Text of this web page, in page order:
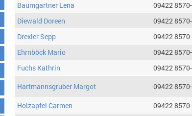
Baumgartner Lena
09422
Diewald Doreen
09422
Drexler Sepp
09422
Ehrnböck Mario
09422
Fuchs Kathrin
09422
Hartmannsgruber Margot
09422
Holzapfel Carmen
09422